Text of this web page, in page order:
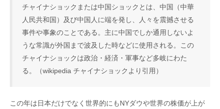
チャイナショックまたは中国ショックとは、中国（中華
人民共和国）及び中国人に端を発し、人々を震撼させる
事件や事象のことである。主に中国でしか通用しないよ
うな常識が外国まで波及した時などに使用される。この
チャイナショックは政治・経済・軍事など多岐にわた
る。（wikipedia チャイナショックより引用）
この年は日本だけでなく世界的にもNYダウや世界の株価が上が